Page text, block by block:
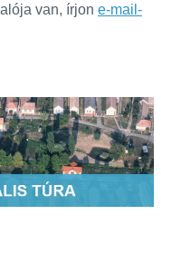
van, írjon e-mail-